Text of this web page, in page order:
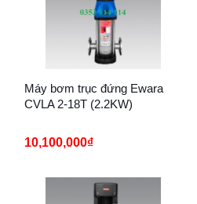
Máy bơm trục đứng Ewara
CVLA 2-18T (2.2KW)
10,100,000₫